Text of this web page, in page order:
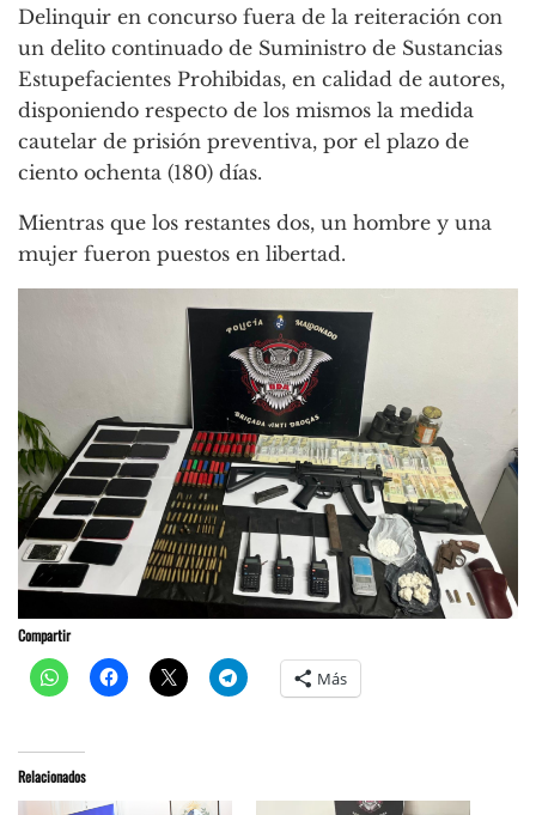
Delinquir en concurso fuera de la reiteración con
un delito continuado de Suministro de Sustancias
Estupefacientes Prohibidas, en calidad de autores,
disponiendo respecto de los mismos la medida
cautelar de prisión preventiva, por el plazo de
ciento ochenta (180) días.
Mientras que los restantes dos, un hombre y una
mujer fueron puestos en libertad.
Compartir
Más
Relacionados